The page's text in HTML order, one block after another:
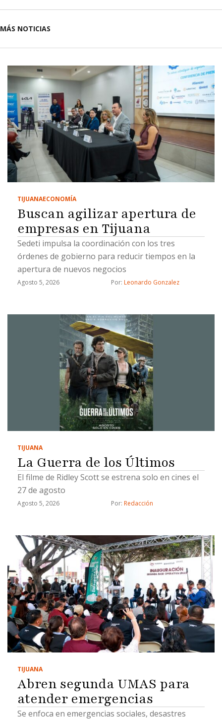
MÁS NOTICIAS
TIJUANAECONOMÍA
Buscan agilizar apertura de
empresas en Tijuana
Sedeti impulsa la coordinación con los tres
órdenes de gobierno para reducir tiempos en la
apertura de nuevos negocios
Agosto 5, 2026 Por: Leonardo Gonzalez
TIJUANA
La Guerra de los Últimos
El filme de Ridley Scott se estrena solo en cines el
27 de agosto
Agosto 5, 2026 Por: Redacción
TIJUANA
Abren segunda UMAS para
atender emergencias
Se enfoca en emergencias sociales, desastres